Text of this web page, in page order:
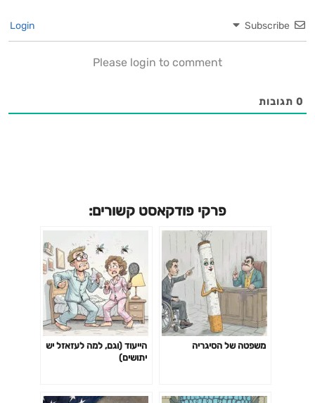
Subscribe
Please login to comment
0 תגובות
פרקי פודקאסט קשורים:
משפטה של הסיגריה
הייעוד (וגם, למה לעזאזל יש
יתושים)